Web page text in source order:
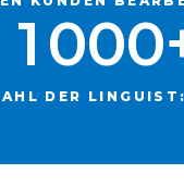
1 000
DER